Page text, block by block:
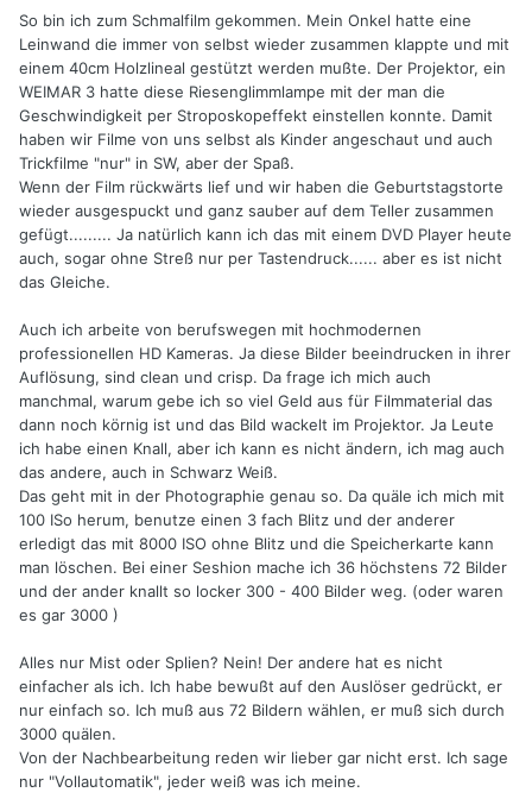
So bin ich zum Schmalfilm gekommen. Mein Onkel hatte eine
Leinwand die immer von selbst wieder zusammen klappte und mit
einem 40cm Holzlineal gestützt werden mußte. Der Projektor, ein
WEIMAR 3 hatte diese Riesenglimmlampe mit der man die
Geschwindigkeit per Stroposkopeffekt einstellen konnte. Damit
haben wir Filme von uns selbst als Kinder angeschaut und auch
Trickfilme "nur" in SW, aber der Spaß.
Wenn der Film rückwärts lief und wir haben die Geburtstagstorte
wieder ausgespuckt und ganz sauber auf dem Teller zusammen
gefügt......... Ja natürlich kann ich das mit einem DVD Player heute
auch, sogar ohne Streß nur per Tastendruck...... aber es ist nicht
das Gleiche.
Auch ich arbeite von berufswegen mit hochmodernen
professionellen HD Kameras. Ja diese Bilder beeindrucken in ihrer
Auflösung, sind clean und crisp. Da frage ich mich auch
manchmal, warum gebe ich so viel Geld aus für Filmmaterial das
dann noch körnig ist und das Bild wackelt im Projektor. Ja Leute
ich habe einen Knall, aber ich kann es nicht ändern, ich mag auch
das andere, auch in Schwarz Weiß.
Das geht mit in der Photographie genau so. Da quäle ich mich mit
100 ISo herum, benutze einen 3 fach Blitz und der anderer
erledigt das mit 8000 ISO ohne Blitz und die Speicherkarte kann
man löschen. Bei einer Seshion mache ich 36 höchstens 72 Bilder
und der ander knallt so locker 300 - 400 Bilder weg. (oder waren
es gar 3000 )
Alles nur Mist oder Splien? Nein! Der andere hat es nicht
einfacher als ich. Ich habe bewußt auf den Auslöser gedrückt, er
nur einfach so. Ich muß aus 72 Bildern wählen, er muß sich durch
3000 quälen.
Von der Nachbearbeitung reden wir lieber gar nicht erst. Ich sage
nur "Vollautomatik", jeder weiß was ich meine.